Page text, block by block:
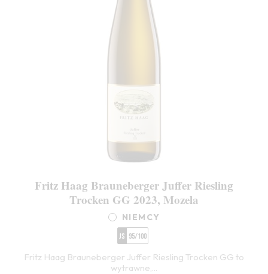
Fritz Haag Brauneberger Juffer Riesling
Trocken GG 2023, Mozela
NIEMCY
JS 95/100
Fritz Haag Brauneberger Juffer Riesling Trocken GG to
wytrawne,...